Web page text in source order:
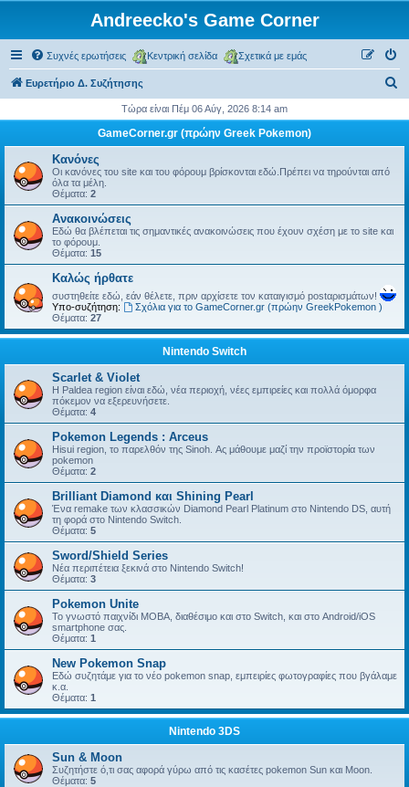
Andreecko's Game Corner
Συχνές ερωτήσεις Κεντρική σελίδα Σχετικά με εμάς
Ευρετήριο Δ. Συζήτησης
ζ
Τώρα είναι Πέμ 06 Αύγ, 2026 8:14 am
GameCorner.gr (πρώην Greek Pokemon)
Κανόνες
Οι κανόνες του site και του φόρουμ βρίσκονται εδώ.Πρέπει να τηρούνται από
όλα τα μέλη.
Θέματα: 2
Ανακοινώσεις
Εδώ θα βλέπεται τις σημαντικές ανακοινώσεις που έχουν σχέση με το site και
το φόρουμ.
Θέματα: 15
Kαλώς ήρθατε
συστηθείτε εδώ, εάν θέλετε, πριν αρχίσετε τον καταιγισμό postαρισμάτων!
Υπο-συζήτηση:
Σχόλια για το GameCorner.gr (πρώην GreekPokemon )
Θέματα: 27
Nintendo Switch
Scarlet & Violet
Η Paldea region είναι εδώ, νέα περιοχή, νέες εμπιρείες και πολλά όμορφα
πόκεμον να εξερευνήσετε.
Θέματα: 4
Pokemon Legends : Arceus
Hisui region, το παρελθόν της Sinoh. Ας μάθουμε μαζί την προϊστορία των
pokemon
Θέματα: 2
Brilliant Diamond και Shining Pearl
Ένα remake των κλασσικών Diamond Pearl Platinum στο Nintendo DS, αυτή
τη φορά στο Nintendo Switch.
Θέματα: 5
Sword/Shield Series
Νέα περιπέτεια ξεκινά στο Nintendo Switch!
Θέματα: 3
Pokemon Unite
Το γνωστό παιχνίδι MOBA, διαθέσιμο και στο Switch, και στο Android/iOS
smartphone σας.
Θέματα: 1
New Pokemon Snap
Εδώ συζητάμε για το νέο pokemon snap, εμπειρίες φωτογραφίες που βγάλαμε
κ.α.
Θέματα: 1
Nintendo 3DS
Sun & Moon
Συζητήστε ό,τι σας αφορά γύρω από τις κασέτες pokemon Sun και Moon.
Θέματα: 5